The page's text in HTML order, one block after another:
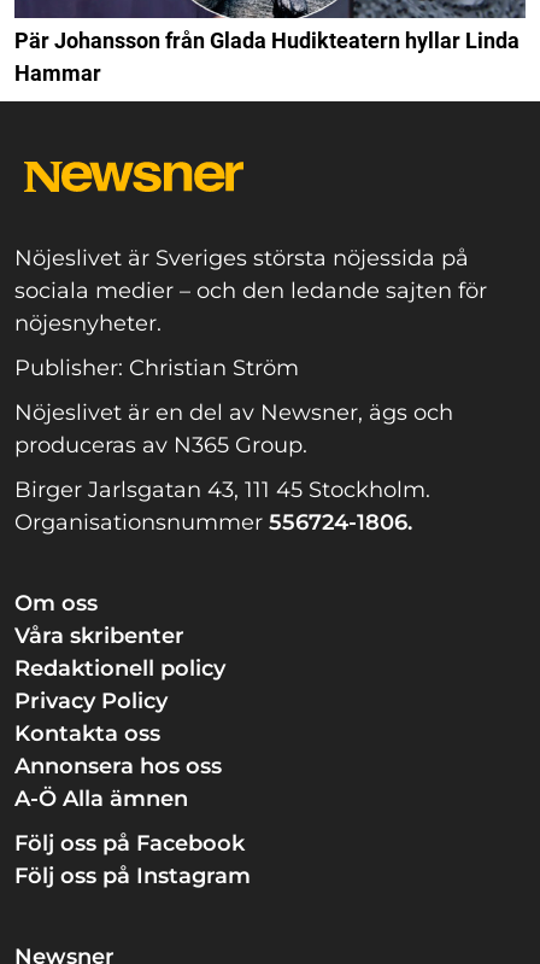
Pär Johansson från Glada Hudikteatern hyllar Linda
Hammar
Nöjeslivet är Sveriges största nöjessida på
sociala medier – och den ledande sajten för
nöjesnyheter.
Publisher: Christian Ström
Nöjeslivet är en del av Newsner, ägs och
produceras av N365 Group.
Birger Jarlsgatan 43, 111 45 Stockholm.
Organisationsnummer 556724-1806.
Om oss
Våra skribenter
Redaktionell policy
Privacy Policy
Kontakta oss
Annonsera hos oss
A-Ö Alla ämnen
Följ oss på Facebook
Följ oss på Instagram
Newsner